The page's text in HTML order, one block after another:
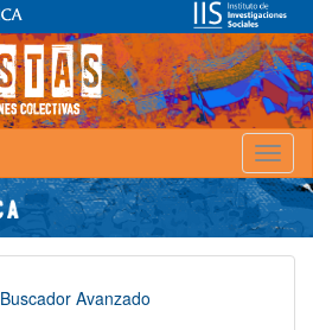
Buscador Avanzado